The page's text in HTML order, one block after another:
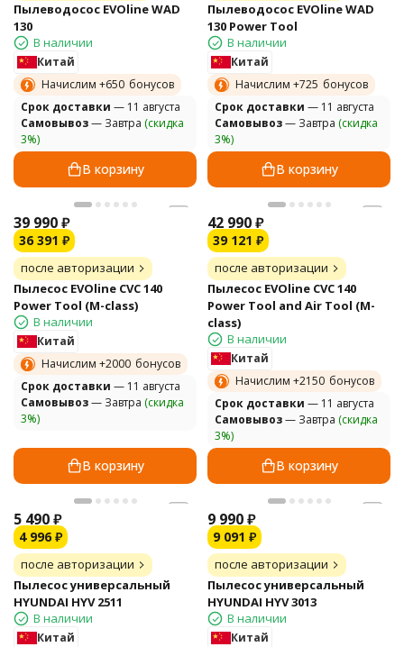
Пылеводосос EVOline WAD
130
В наличии
Китай
Начислим +650 бонусов
Cрок доставки — 11 августа
Самовывоз— Завтра (скидка
3%)
В корзину
Пылеводосос EVOline WAD
130 Power Tool
В наличии
Китай
Начислим +725 бонусов
Cрок доставки — 11 августа
Самовывоз— Завтра (скидка
3%)
В корзину
39 990₽
36 391 ₽
после авторизации
Пылесос EVOline CVC 140
Power Tool (M-class)
В наличии
Китай
Начислим +2000 бонусов
Cрок доставки — 11 августа
Самовывоз— Завтра (скидка
3%)
В корзину
42 990₽
39 121 ₽
после авторизации
Пылесос EVOline CVC 140
Power Tool and Air Tool (M-
class)
В наличии
Китай
Начислим +2150 бонусов
Cрок доставки — 11 августа
Самовывоз— Завтра (скидка
3%)
В корзину
5 490₽
4 996 ₽
после авторизации
Пылесос универсальный
HYUNDAI HYV 2511
В наличии
Китай
9 990₽
9 091 ₽
после авторизации
Пылесос универсальный
HYUNDAI HYV 3013
В наличии
Китай